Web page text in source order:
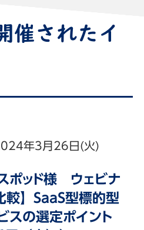
催されたイ
年3月26日(火)
ポッド様 ウェビナ
較】SaaS型標的型
スの選定ポイント